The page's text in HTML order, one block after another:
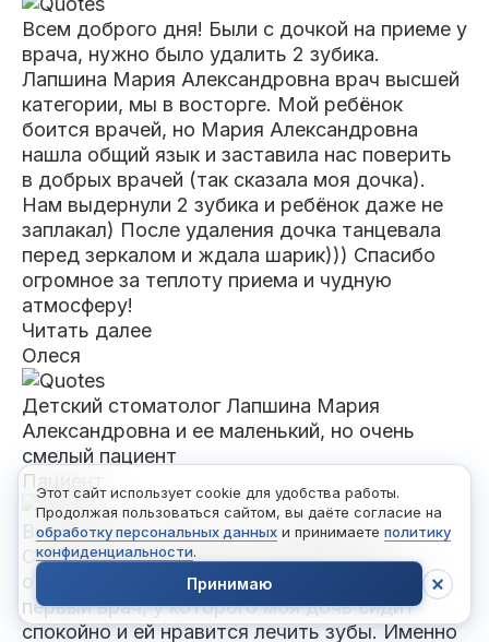
Всем доброго дня! Были с дочкой на приеме у
врача, нужно было удалить 2 зубика.
Лапшина Мария Александровна врач высшей
категории, мы в восторге. Мой ребёнок
боится врачей, но Мария Александровна
нашла общий язык и заставила нас поверить
в добрых врачей (так сказала моя дочка).
Нам выдернули 2 зубика и ребёнок даже не
заплакал) После удаления дочка танцевала
перед зеркалом и ждала шарик))) Спасибо
огромное за теплоту приема и чудную
атмосферу!
Читать далее
Олеся
Детский стоматолог Лапшина Мария
Александровна и ее маленький, но очень
смелый пациент
Пациент
Выражаем искреннюю благодарность
Сайдулгериевой Амине Магомедовне за
отношение и подход к лечению детей. Это
первый врач, у которогомоя дочь сидит
спокойно и ей нравится лечить зубы. Именно
Этот сайт использует cookie для удобства работы.
Продолжая пользоваться сайтом, вы даёте согласие на
обработку персональных данных и принимаете политику
конфиденциальности.
Принимаю